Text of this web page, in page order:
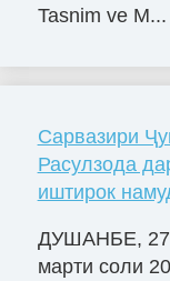
Tasnim ve M...
Сарвазири
Расулзода
иштирок
ДУШАНБЕ,
марти соли